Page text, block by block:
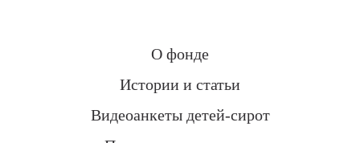
О фонде
Истории и статьи
Видеоанкеты детей-сирот